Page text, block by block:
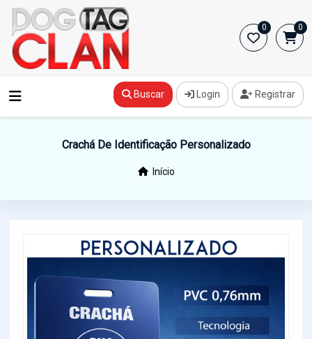
0 0
Buscar Login Registrar
Crachá De Identificação Personalizado
Início